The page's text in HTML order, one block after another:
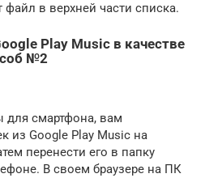
в верхней части списка.
Play Music в качестве
№2
для смартфона, вам
из Google Play Music на
перенести его в папку
В своем браузере на ПК